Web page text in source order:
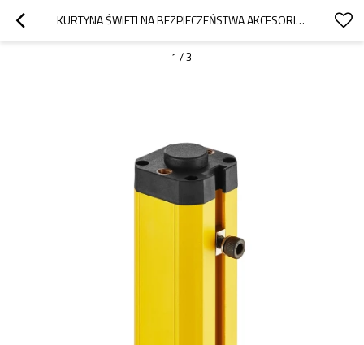
KURTYNA ŚWIETLNA BEZPIECZEŃSTWA AKCESORIA SERII QM DO ROWKA WYPUKŁEGO QCA-03
1 /3